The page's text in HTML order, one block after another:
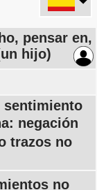
pensar en,
hijo)
sentimiento
negación
trazos no
no